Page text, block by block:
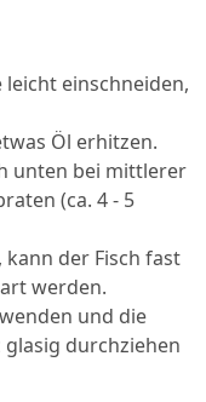
einschneiden,
Öl erhitzen.
unten bei mittlerer
(ca. 4 - 5
der Fisch fast
werden.
und die
durchziehen